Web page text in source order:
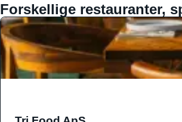
Forskellige restauranter,